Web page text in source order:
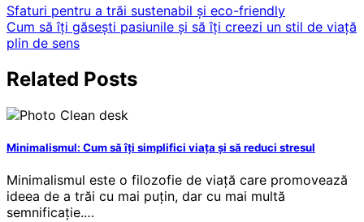
Navigare
în
Sfaturi pentru a trăi sustenabil și eco-friendly
Cum să îți găsești pasiunile și să îți creezi un stil de viață
plin de sens
Related Posts
Minimalismul: Cum să îți simplifici viața și să reduci stresul
Minimalismul este o filozofie de viață care promovează
ideea de a trăi cu mai puțin, dar cu mai multă
semnificație.…